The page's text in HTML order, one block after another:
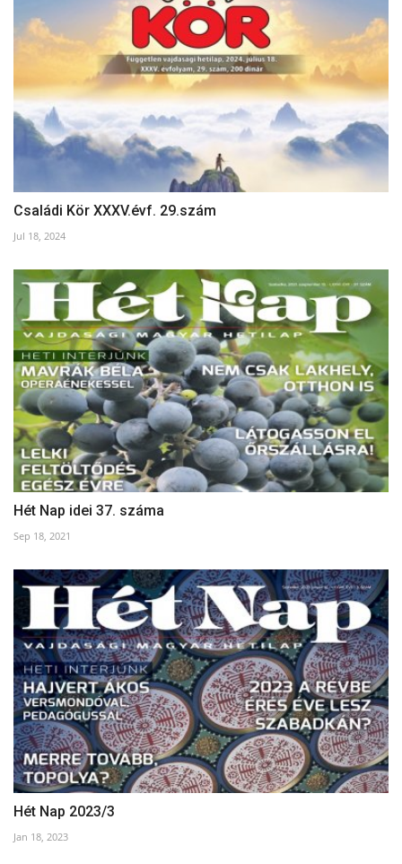
Családi Kör XXXV.évf. 29.szám
Jul 18, 2024
Hét Nap idei 37. száma
Sep 18, 2021
Hét Nap 2023/3
Jan 18, 2023